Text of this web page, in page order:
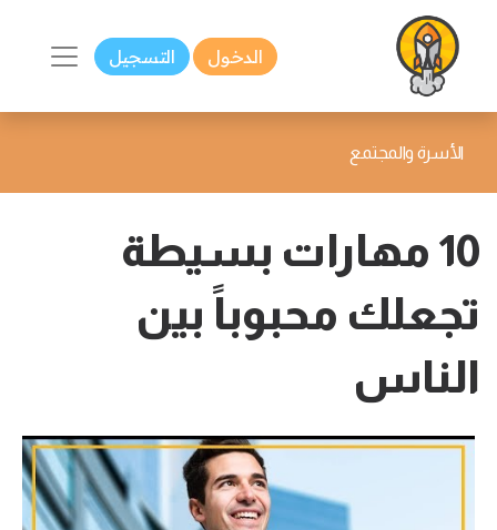
الدخول التسجيل
الأسرة والمجتمع
10 مهارات بسيطة
تجعلك محبوباً بين
الناس